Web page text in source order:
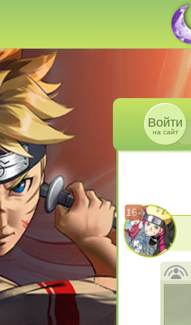
Войти
на сайт
16+